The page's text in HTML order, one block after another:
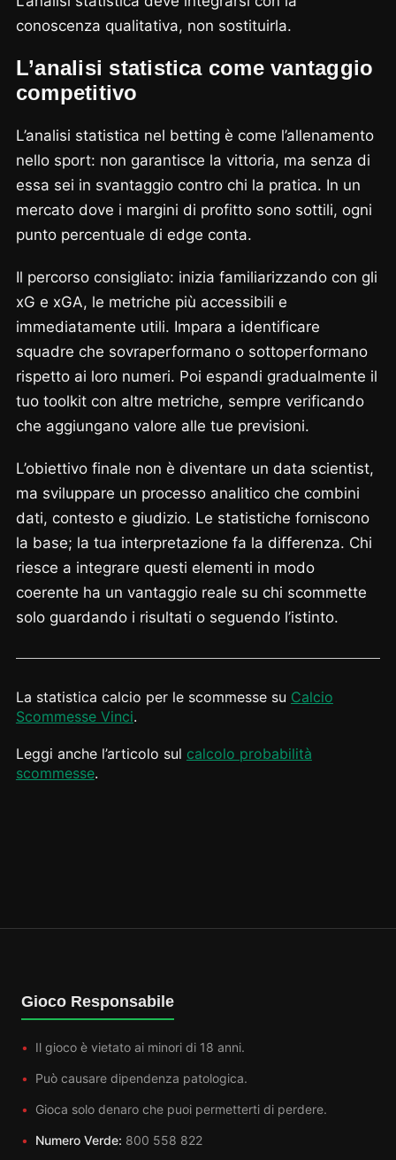
conoscenza qualitativa, non sostituirla.
L’analisi statistica come vantaggio
competitivo
L’analisi statistica nel betting è come l’allenamento
nello sport: non garantisce la vittoria, ma senza di
essa sei in svantaggio contro chi la pratica. In un
mercato dove i margini di profitto sono sottili, ogni
punto percentuale di edge conta.
Il percorso consigliato: inizia familiarizzando con gli
xG e xGA, le metriche più accessibili e
immediatamente utili. Impara a identificare
squadre che sovraperformano o sottoperformano
rispetto ai loro numeri. Poi espandi gradualmente il
tuo toolkit con altre metriche, sempre verificando
che aggiungano valore alle tue previsioni.
L’obiettivo finale non è diventare un data scientist,
ma sviluppare un processo analitico che combini
dati, contesto e giudizio. Le statistiche forniscono
la base; la tua interpretazione fa la differenza. Chi
riesce a integrare questi elementi in modo
coerente ha un vantaggio reale su chi scommette
solo guardando i risultati o seguendo l’istinto.
La statistica calcio per le scommesse su Calcio
Scommesse Vinci.
Leggi anche l’articolo sul calcolo probabilità
scommesse.
Gioco Responsabile
Il gioco è vietato ai minori di 18 anni.
Può causare dipendenza patologica.
Gioca solo denaro che puoi permetterti di perdere.
Numero Verde: 800 558 822